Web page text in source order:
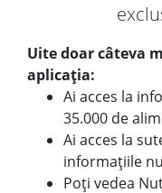
Uite doar câteva
aplicația:
Ai acces la
35.000 de
Ai acces la
informațiile
Poți vedea